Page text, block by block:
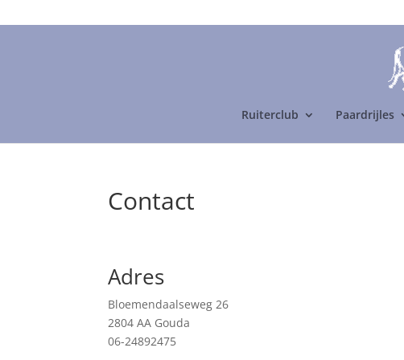
Ruiterclub Paardrijles
Contact
Adres
Bloemendaalseweg 26
2804 AA Gouda
06-24892475